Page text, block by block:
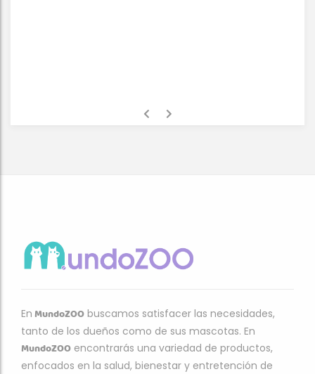
En MundoZOO buscamos satisfacer las necesidades,
tanto de los dueños como de sus mascotas. En
MundoZOO encontrarás una variedad de productos,
enfocados en la salud, bienestar y entretención de